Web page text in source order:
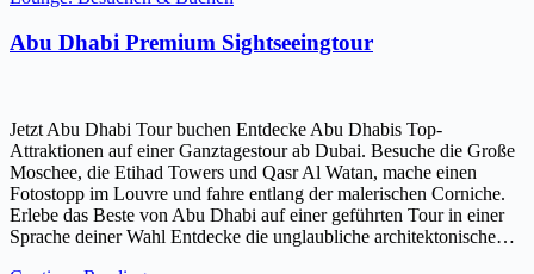
Abu Dhabi Premium Sightseeingtour
Jetzt Abu Dhabi Tour buchen Entdecke Abu Dhabis Top-
Attraktionen auf einer Ganztagestour ab Dubai. Besuche die Große
Moschee, die Etihad Towers und Qasr Al Watan, mache einen
Fotostopp im Louvre und fahre entlang der malerischen Corniche.
Erlebe das Beste von Abu Dhabi auf einer geführten Tour in einer
Sprache deiner Wahl Entdecke die unglaubliche architektonische…